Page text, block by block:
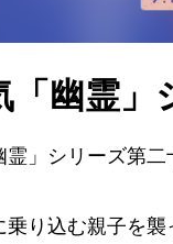
「幽霊」
霊」シリーズ第二
乗り込む親子を